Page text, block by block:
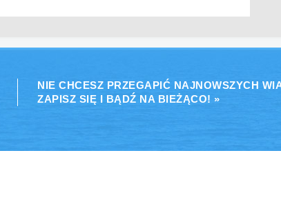
NIE CHCESZ PRZEGAPIĆ NAJNOWSZYCH
ZAPISZ SIĘ I BĄDŹ NA BIEŻĄCO! »